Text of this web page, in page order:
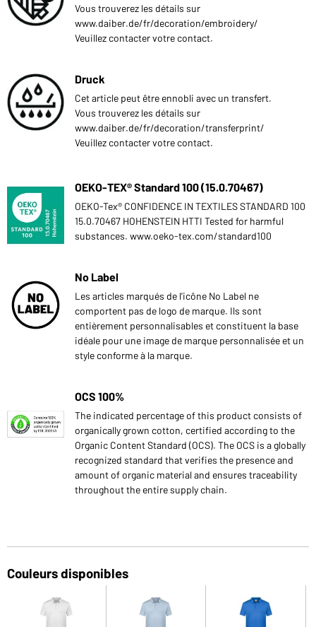
Vous trouverez les détails sur
www.daiber.de/fr/decoration/embroidery/
Veuillez contacter votre contact.
Druck
Cet article peut être ennobli avec un transfert.
Vous trouverez les détails sur
www.daiber.de/fr/decoration/transferprint/
Veuillez contacter votre contact.
OEKO-TEX® Standard 100 (15.0.70467)
OEKO-Tex® CONFIDENCE IN TEXTILES STANDARD 100
15.0.70467 HOHENSTEIN HTTI Tested for harmful
substances. www.oeko-tex.com/standard100
No Label
Les articles marqués de l'icône No Label ne
comportent pas de logo de marque. Ils sont
entièrement personnalisables et constituent la base
idéale pour une image de marque personnalisée et un
style conforme à la marque.
OCS 100%
The indicated percentage of this product consists of
organically grown cotton, certified according to the
Organic Content Standard (OCS). The OCS is a globally
recognized standard that verifies the presence and
amount of organic material and ensures traceability
throughout the entire supply chain.
Couleurs disponibles